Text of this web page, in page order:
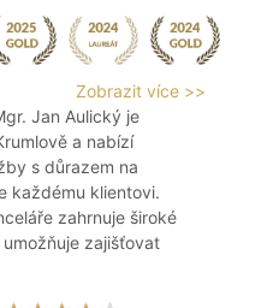
Zobrazit více >>
Jan Aulický je
a nabízí
s důrazem na
každému klientovi.
zahrnuje široké
zajišťovat